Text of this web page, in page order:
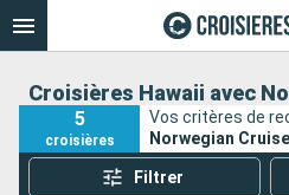
Croisières Hawaii avec
5
croisières
Vos critères de
Norwegian
Filtrer